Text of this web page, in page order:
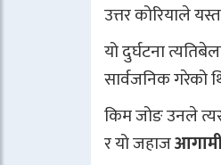
उत्तर कोरियाले
यो दुर्घटना
सार्वजनिक गरेको
किम जोङ उनले
र यो जहाज